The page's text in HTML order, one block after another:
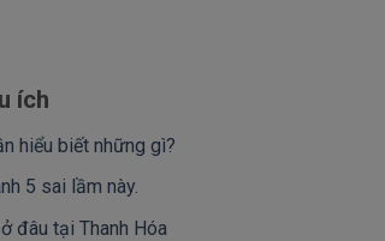
ích
hiểu biết những gì?
5 sai lầm này.
đâu tại Thanh Hóa